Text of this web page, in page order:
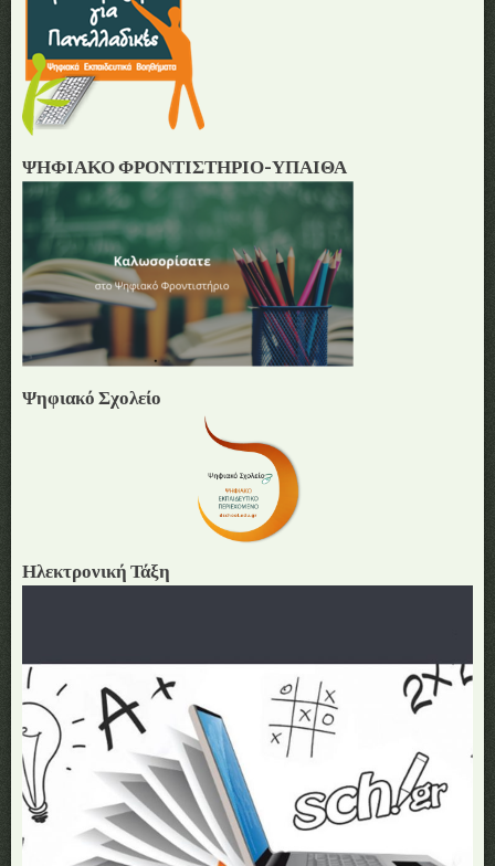
ΨΗΦΙΑΚΟ ΦΡΟΝΤΙΣΤΗΡΙΟ-ΥΠΑΙΘΑ
Ψηφιακό Σχολείο
Ηλεκτρονική Τάξη